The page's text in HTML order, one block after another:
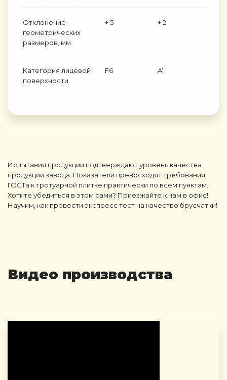
Отклонение
геометрических
размеров, мм
+ 5 + 2
Категория лицевой
поверхности
F6 A1
Испытания продукции подтверждают уровень качества
продукции завода. Показатели превосходят требования
ГОСТа к тротуарной плитке практически по всем пунктам.
Хотите убедиться в этом сами? Приезжайте к нам в офис!
Научим, как провести экспресс тест на качество брусчатки!
Видео производства